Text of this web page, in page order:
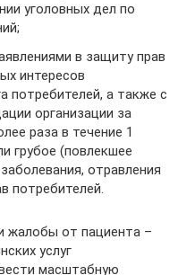
уголовных дел по
в защиту прав
интересов
потребителей, а также с
организации за
раза в течение 1
грубое (повлекшее
отравления
потребителей.
жалобы от пациента –
услуг
масштабную